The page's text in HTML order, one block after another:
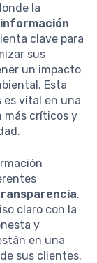
la
información
clave para
sus
un impacto
Esta
es vital en una
más críticos y
.
claro con la
y
en una
sus clientes.